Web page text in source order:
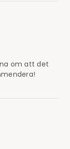
om att det